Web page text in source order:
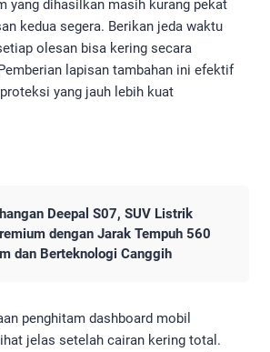
yang dihasilkan masih kurang pekat
kedua segera. Berikan jeda waktu
olesan bisa kering secara
lapisan tambahan ini efektif
yang jauh lebih kuat
Deepal S07, SUV Listrik
dengan Jarak Tempuh 560
dan Berteknologi Canggih
penghitam dashboard mobil
jelas setelah cairan kering total.